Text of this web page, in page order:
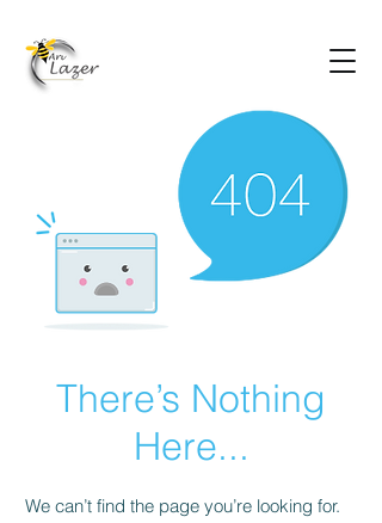
There’s Nothing
Here...
We can’t find the page you’re looking for.